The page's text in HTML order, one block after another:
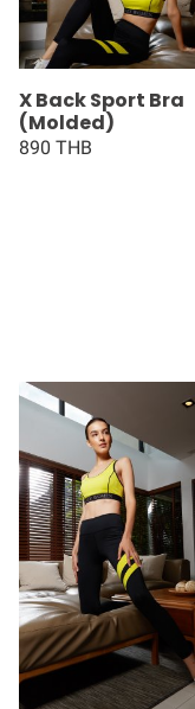
X Back Sport Bra
(Molded)
890 THB